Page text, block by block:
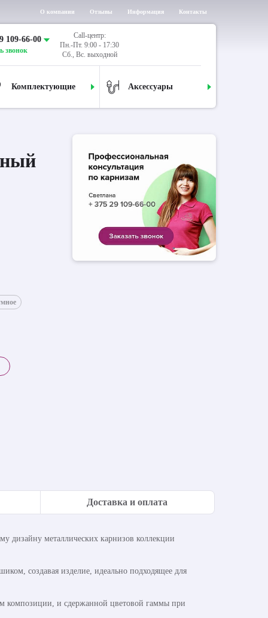
О компании Отзывы Информация Контакты
109-66-00
звонок
Call-центр:
Пн.-Пт. 9:00 - 17:30
Сб., Вс. выходной
Комплектующие Аксессуары
Доставка и оплата
дизайну металлических карнизов коллекции
создавая изделие, идеально подходящее для
композиции, и сдержанной цветовой гаммы при